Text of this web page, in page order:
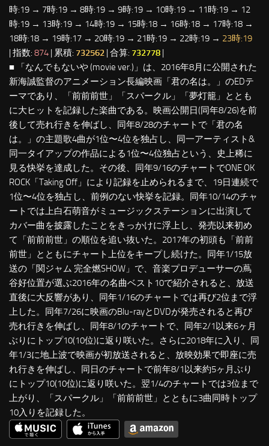
時:19 → 7時:19 → 8時:19 → 9時:19 → 10時:19 → 11時:19 → 12
時:19 → 13時:19 → 14時:19 → 15時:18 → 16時:18 → 17時:18 →
18時:18 → 19時:17 → 20時:19 → 21時:19 → 22時:19 → 23時:19
| 指数: 874 | 累積: 732562 | 合算: 732778 |
■ 「なんでもないや (movie ver.)」は、2016年8月に公開された
新海誠監督のアニメーション長編映画「君の名は。」のEDテ
ーマであり、「前前前世」「スパークル」「夢灯籠」ととも
に大ヒットを記録した楽曲である。映画公開日(同年8/26)を前
後して売れ行きを伸ばし、同年8/28のチャートで「君の名
は。」の主題歌4曲が1位〜4位を独占し、同一アーティスト&
同一タイアップの作品による1位〜4位独占という、史上稀に
見る快挙を達成した。その後、同年9/16のチャートでONE OK
ROCK「Taking Off」により記録を止められるまで、19日連続で
1位〜4位を独占し、前例のない快挙を記録。同年10/14のチャ
ートでは上白石萌音がミュージックステーションに出演して
カバー曲を披露したことをきっかけに浮上し、発売以来初め
て「前前前世」の順位を追い抜いた。2017年の初頭も「前前
前世」とともにチャート上位をキープし続けた。同年1/15放
送の「関ジャム 完全燃SHOW」で、音楽プロデューサーの蔦
谷好位置が選ぶ2016年の名曲ベスト10で紹介されると、放送
直後に大反響があり、同年1/16のチャートでは再び2位まで浮
上した。同年7/26に映画のBlu-rayとDVDが発売されると再び
売れ行きを伸ばし、同年8/1のチャートで、同年2/1以来6ヶ月
ぶりにトップ10(10位)に返り咲いた。さらに2018年に入り、同
年1/3に地上波で映画が初放送されると、放映効果で即座に売
れ行きを伸ばし、同日のチャートで前年8/1以来約5ヶ月ぶり
にトップ10(10位)に返り咲いた。翌1/4のチャートでは3位まで
上がり、「スパークル」「前前前世」とともに3曲同時トップ
10入りを記録した。